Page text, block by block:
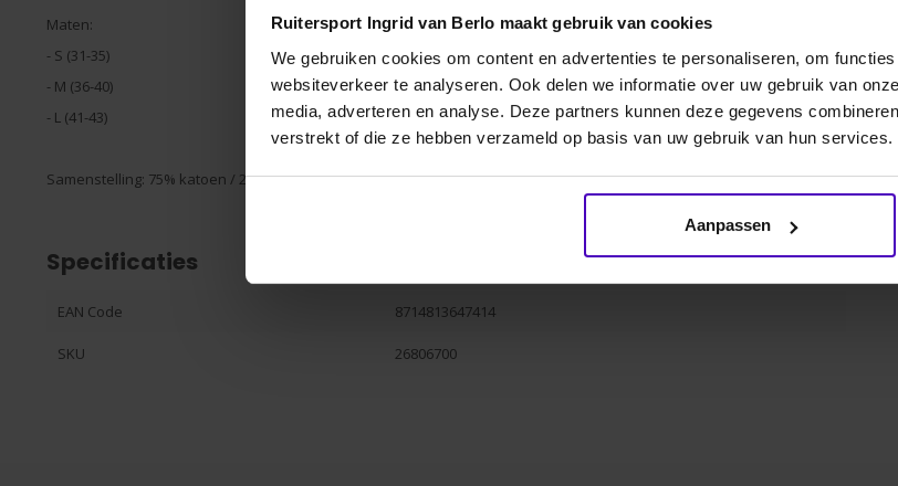
Ruitersport Ingrid van Berlo maakt gebruik van cookies
We gebruiken cookies om content en advertenties te personaliseren, om
websiteverkeer te analyseren. Ook delen we informatie over uw gebruik van
media, adverteren en analyse. Deze partners kunnen deze gegevens
verstrekt of die ze hebben verzameld op basis van uw gebruik van hun services.
Aanpassen
Maten:
- S (31-35)
- M (36-40)
- L (41-43)
Samenstelling: 75% katoen / 20% nylon / 5% elastan.
Specificaties
EAN Code 8714813647414
SKU 26806700